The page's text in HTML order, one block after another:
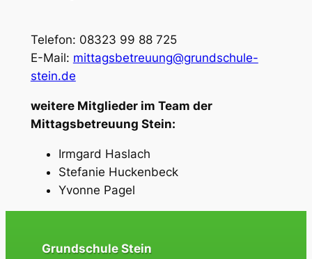
Telefon: 08323 99 88 725
E-Mail: mittagsbetreuung@grundschule-
stein.de
weitere Mitglieder im Team der
Mittagsbetreuung Stein:
Irmgard Haslach
Stefanie Huckenbeck
Yvonne Pagel
Grundschule Stein